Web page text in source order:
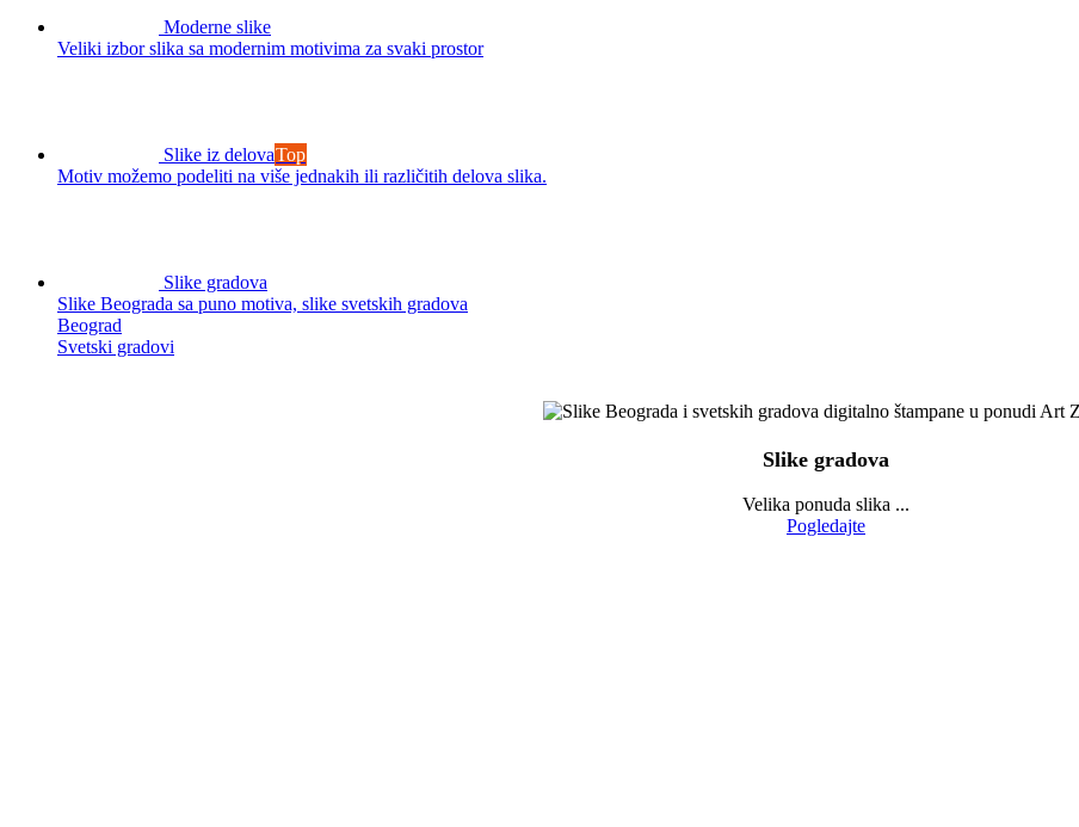
Moderne slike
Veliki izbor slika sa modernim motivima za svaki prostor
Slike iz delovaTop
Motiv možemo podeliti na više jednakih ili različitih delova slika.
Slike gradova
Slike Beograda sa puno motiva, slike svetskih gradova
Beograd
Svetski gradovi
Slike gradova
Velika ponuda slika ...
Pogledajte